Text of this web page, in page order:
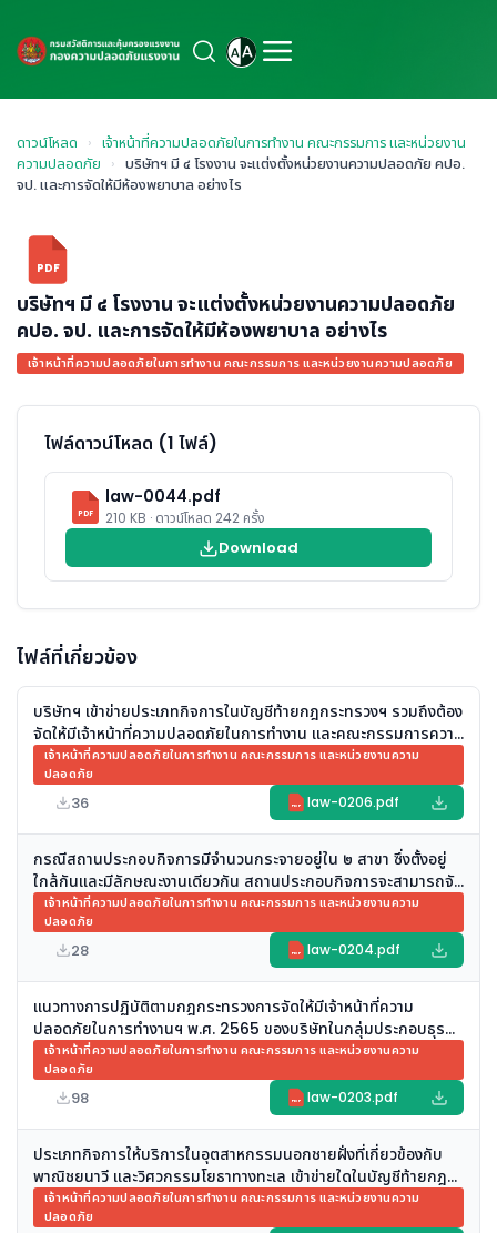
ดาวน์โหลด › เจ้าหน้าที่ความปลอดภัยในการทำงาน คณะกรรมการ และหน่วยงาน
ความปลอดภัย › บริษัทฯ มี ๔ โรงงาน จะแต่งตั้งหน่วยงานความปลอดภัย คปอ.
จป. และการจัดให้มีห้องพยาบาล อย่างไร
PDF
บริษัทฯ มี ๔ โรงงาน จะแต่งตั้งหน่วยงานความปลอดภัย
คปอ. จป. และการจัดให้มีห้องพยาบาล อย่างไร
เจ้าหน้าที่ความปลอดภัยในการทำงาน คณะกรรมการ และหน่วยงานความปลอดภัย
ไฟล์ดาวน์โหลด (1 ไฟล์)
PDF
law-0044.pdf
210 KB · ดาวน์โหลด 242 ครั้ง
Download
ไฟล์ที่เกี่ยวข้อง
บริษัทฯ เข้าข่ายประเภทกิจการในบัญชีท้ายกฎกระทรวงฯ รวมถึงต้อง
จัดให้มีเจ้าหน้าที่ความปลอดภัยในการทำงาน และคณะกรรมการความ
ปลอดภัย อาชีวอนามัย และสภาพแวดล้อมในการทำงาน ของสถาน
ประกอบกิจการ หรือไม่
เจ้าหน้าที่ความปลอดภัยในการทำงาน คณะกรรมการ และหน่วยงานความ
ปลอดภัย
36 PDF law-0206.pdf
กรณีสถานประกอบกิจการมีจำนวนกระจายอยู่ใน ๒ สาขา ซึ่งตั้งอยู่
ใกล้กันและมีลักษณะงานเดียวกัน สถานประกอบกิจการจะสามารถจัด
ให้มีเจ้าหน้าที่ความปลอดภัยในการทำงานระดับวิชาชีพเพียง ๑ คน
เพื่อปฏิบัติหน้าที่รับผิดชอบดูแลด้านความปลอดภัยในการทำงาน
ครอบคลุมทั้งสองสาขา ได้หรือไม่
เจ้าหน้าที่ความปลอดภัยในการทำงาน คณะกรรมการ และหน่วยงานความ
ปลอดภัย
28 PDF law-0204.pdf
แนวทางการปฏิบัติตามกฎกระทรวงการจัดให้มีเจ้าหน้าที่ความ
ปลอดภัยในการทำงานฯ พ.ศ. 2565 ของบริษัทในกลุ่มประกอบธุรกิจ
ในลักษณะ Digital Platform และบริการที่เกี่ยวข้อง
เจ้าหน้าที่ความปลอดภัยในการทำงาน คณะกรรมการ และหน่วยงานความ
ปลอดภัย
98 PDF law-0203.pdf
ประเภทกิจการให้บริการในอุตสาหกรรมนอกชายฝั่งที่เกี่ยวข้องกับ
พาณิชยนาวี และวิศวกรรมโยธาทางทะเล เข้าข่ายใดในบัญชีท้ายกฎ
กระทรวงการจัดให้มีเจ้าหน้าที่ความปลอดภัยในการทำงานฯ พ.ศ.
2565
เจ้าหน้าที่ความปลอดภัยในการทำงาน คณะกรรมการ และหน่วยงานความ
ปลอดภัย